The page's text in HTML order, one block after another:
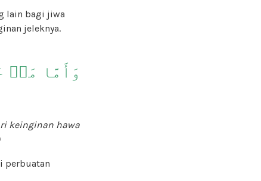
lain bagi jiwa
jeleknya.
keinginan hawa
perbuatan